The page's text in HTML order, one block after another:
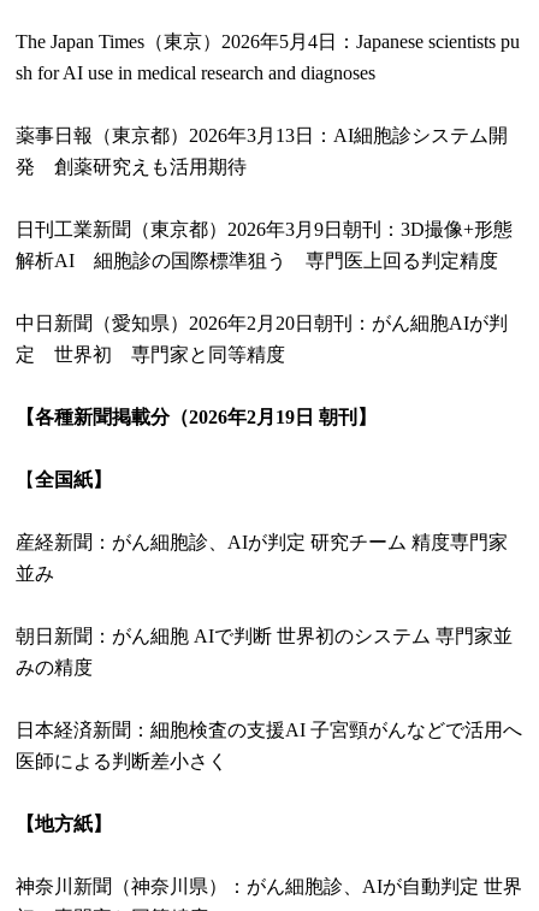
The Japan Times（東京）2026年5月4日：Japanese scientists pu
sh for AI use in medical research and diagnoses
薬事日報（東京都）2026年3月13日：AI細胞診システム開
発 創薬研究えも活用期待
日刊工業新聞（東京都）2026年3月9日朝刊：3D撮像+形態
解析AI 細胞診の国際標準狙う 専門医上回る判定精度
中日新聞（愛知県）2026年2月20日朝刊：がん細胞AIが判
定 世界初 専門家と同等精度
【各種新聞掲載分（2026年2月19日 朝刊】
【全国紙】
産経新聞：がん細胞診、AIが判定 研究チーム 精度専門家
並み
朝日新聞：がん細胞 AIで判断 世界初のシステム 専門家並
みの精度
日本経済新聞：細胞検査の支援AI 子宮頸がんなどで活用へ
医師による判断差小さく
【地方紙】
神奈川新聞（神奈川県）：がん細胞診、AIが自動判定 世界